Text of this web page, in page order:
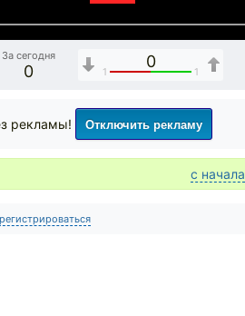
За сегодня
0
0
1 1
рекламы! Отключить рекламу
с начала